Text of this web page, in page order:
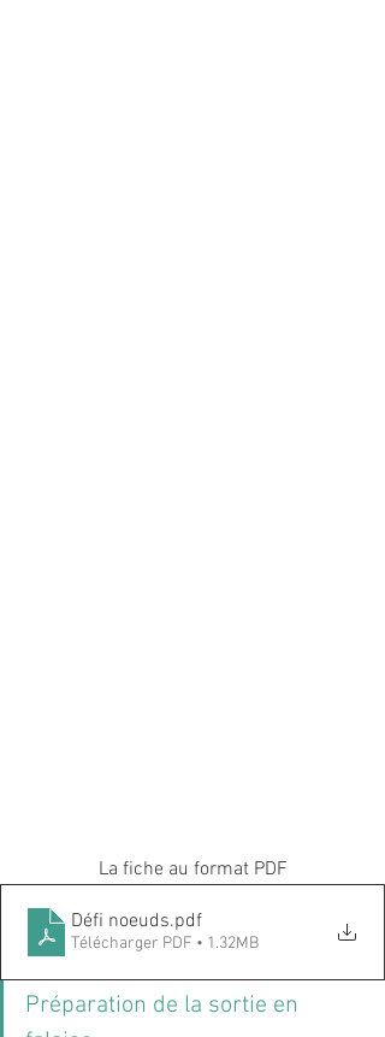
La fiche au format PDF
Défi noeuds.pdf
Télécharger PDF • 1.32MB
Préparation de la sortie en